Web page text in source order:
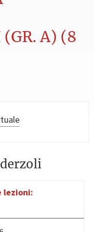
(GR. A) (8
lezioni: